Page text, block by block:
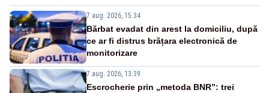
7 aug. 2026, 15:34
Bărbat evadat din arest la domiciliu, după
ce ar fi distrus brățara electronică de
monitorizare
7 aug. 2026, 13:39
Escrocherie prin „metoda BNR”: trei